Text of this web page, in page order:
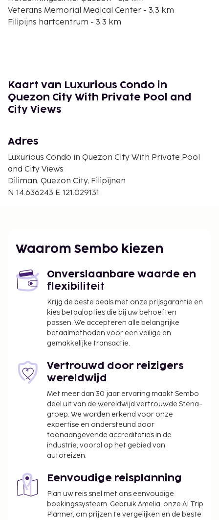
Veterans Memorial Medical Center - 3,3 km
Filipijns hartcentrum - 3,3 km
Universiteit van de Filipijnen-Diliman - 4 km
Ali Mall - 4,2 km
SM City Sta. Mesa - 5 km
buitenzwembad of profiteer van gratis wifi.
De accommodatie wordt professioneel
schoongemaakt.
Contacloos inchecken en contactloos
Kaart van Luxurious Condo in
Quezon City With Private Pool and
City Views
Adres
Luxurious Condo in Quezon City With Private Pool
and City Views
Diliman, Quezon City, Filipijnen
N 14.636243 E 121.029131
Waarom Sembo kiezen
Onverslaanbare waarde en
flexibiliteit
Krijg de beste deals met onze prijsgarantie en
kies betaalopties die bij uw behoeften
passen. We accepteren alle belangrijke
betaalmethoden voor een veilige en
gemakkelijke transactie.
Vertrouwd door reizigers
wereldwijd
Met meer dan 30 jaar ervaring maakt Sembo
deel uit van de wereldwijd vertrouwde Stena-
groep. We worden erkend voor onze
expertise en ondersteund door
toonaangevende accreditaties in de
industrie, vooral op het gebied van
autoreizen.
Eenvoudige reisplanning
Plan uw reis snel met ons eenvoudige
boekingssysteem. Gebruik Amelia, onze AI Trip
Planner, om prijzen te vergelijken en de beste